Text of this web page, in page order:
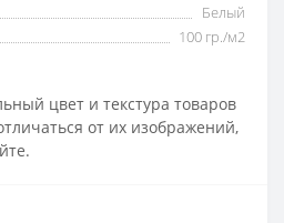
Белый
100 гр./м2
цвет и текстура товаров
от их изображений,